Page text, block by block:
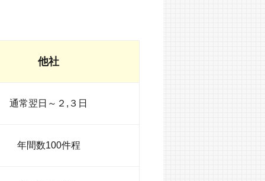
他社
通常翌日～２,３日
年間数100件程